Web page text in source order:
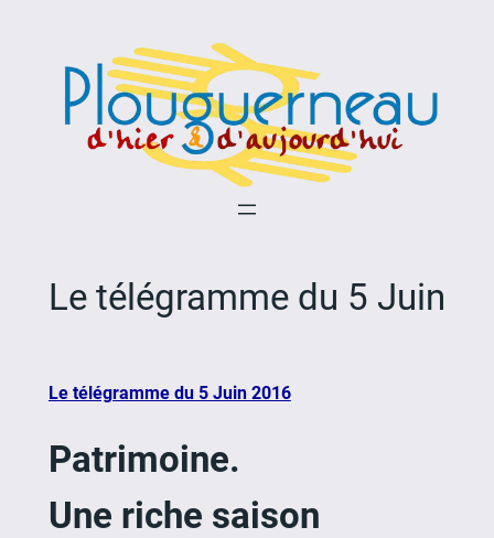
Le télégramme du 5 Juin
Le télégramme du 5 Juin 2016
Patrimoine.
Une riche saison